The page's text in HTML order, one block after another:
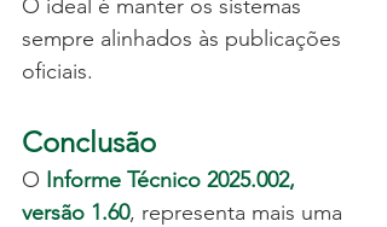
O ideal é manter os sistemas
sempre alinhados às publicações
oficiais.
Conclusão
O Informe Técnico 2025.002,
versão 1.60, representa mais uma